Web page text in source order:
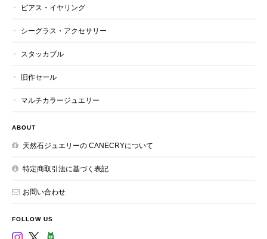
ピアス・イヤリング
シーグラス・アクセサリー
スタッカブル
旧作セール
マルチカラージュエリー
ABOUT
天然石ジュエリーの CANECRYについて
特定商取引法に基づく表記
お問い合わせ
FOLLOW US